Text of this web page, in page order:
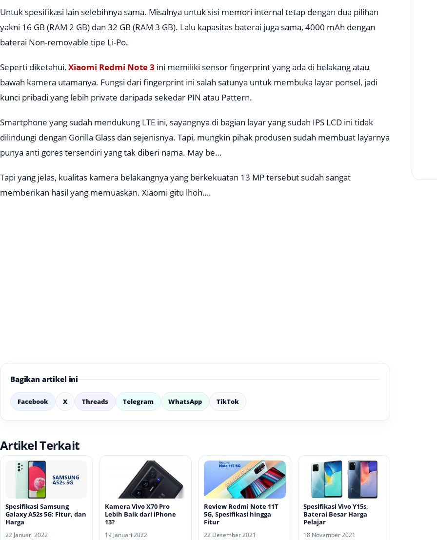
Untuk spesifikasi lain selebihnya sama. Misalnya untuk sisi memori internal tetap dengan dua pilihan
yakni 16 GB (RAM 2 GB) dan 32 GB (RAM 3 GB). Lalu kapasitas baterai juga sama, 4000 mAh dengan
baterai Non-removable tipe Li-Po.
Seperti diketahui, Xiaomi Redmi Note 3 ini memiliki sensor fingerprint yang ada di belakang atau
bawah kamera utamanya. Fungsi dari fingerprint ini salah satunya untuk membuka layar ponsel, jadi
kunci pribadi yang lebih private daripada sekedar PIN atau Pattern.
Smartphone yang sudah mendukung LTE ini, sayangnya di bagian layar yang sudah IPS LCD ini tidak
dilindungi dengan Gorilla Glass dan sejenisnya. Tapi, mungkin pihak produsen sudah membuat layarnya
punya anti gores tersendiri yang tak diberi nama. May be…
Tapi yang jelas, kualitas kamera belakangnya yang berkekuatan 13 MP tersebut sudah sangat
memberikan hasil yang memuaskan. Xiaomi gitu lhoh….
Bagikan artikel ini
Facebook X Threads Telegram WhatsApp TikTok
Artikel Terkait
Spesifikasi Samsung
Galaxy A52s 5G: Fitur, dan
Harga
22 Januari 2022
Kamera Vivo X70 Pro
Lebih Baik dari iPhone
13?
19 Januari 2022
Review Redmi Note 11T
5G, Spesifikasi hingga
Fitur
22 Desember 2021
Spesifikasi Vivo Y15s,
Baterai Besar Harga
Pelajar
18 November 2021